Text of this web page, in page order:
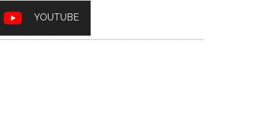
YOUTUBE